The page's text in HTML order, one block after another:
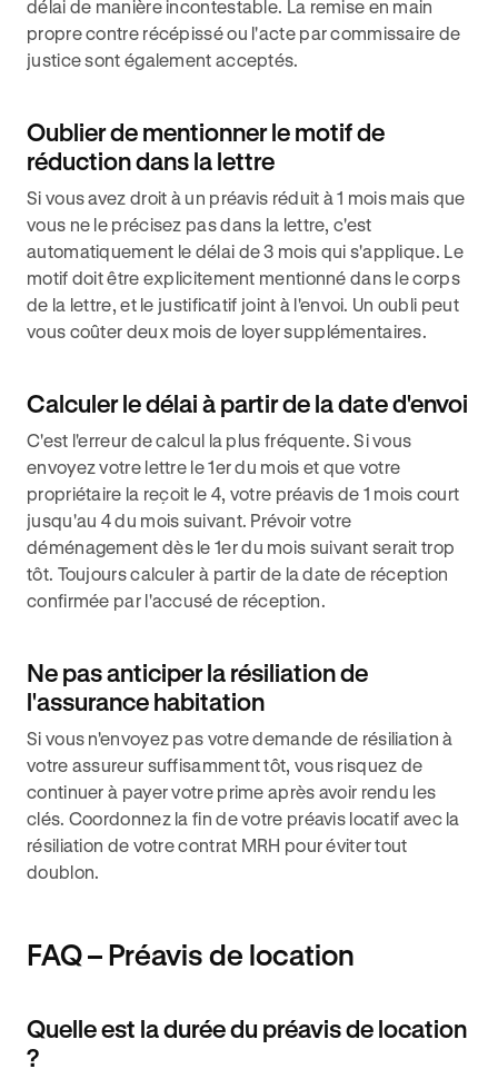
délai de manière incontestable. La remise en main
propre contre récépissé ou l'acte par commissaire de
justice sont également acceptés.
Oublier de mentionner le motif de
réduction dans la lettre
Si vous avez droit à un préavis réduit à 1 mois mais que
vous ne le précisez pas dans la lettre, c'est
automatiquement le délai de 3 mois qui s'applique. Le
motif doit être explicitement mentionné dans le corps
de la lettre, et le justificatif joint à l'envoi. Un oubli peut
vous coûter deux mois de loyer supplémentaires.
Calculer le délai à partir de la date d'envoi
C'est l'erreur de calcul la plus fréquente. Si vous
envoyez votre lettre le 1er du mois et que votre
propriétaire la reçoit le 4, votre préavis de 1 mois court
jusqu'au 4 du mois suivant. Prévoir votre
déménagement dès le 1er du mois suivant serait trop
tôt. Toujours calculer à partir de la date de réception
confirmée par l'accusé de réception.
Ne pas anticiper la résiliation de
l'assurance habitation
Si vous n'envoyez pas votre demande de résiliation à
votre assureur suffisamment tôt, vous risquez de
continuer à payer votre prime après avoir rendu les
clés. Coordonnez la fin de votre préavis locatif avec la
résiliation de votre contrat MRH pour éviter tout
doublon.
FAQ – Préavis de location
Quelle est la durée du préavis de location
?